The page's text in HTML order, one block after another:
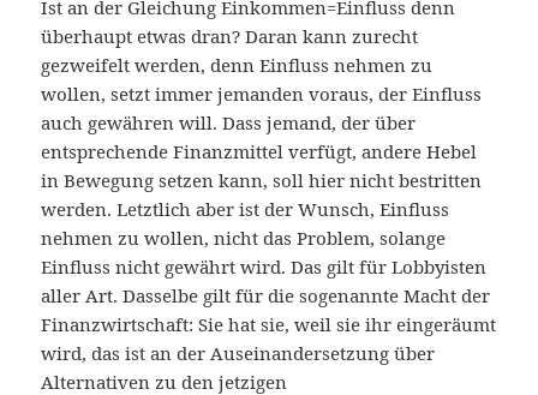
Ist an der Gleichung Einkommen=Einfluss denn
überhaupt etwas dran? Daran kann zurecht
gezweifelt werden, denn Einfluss nehmen zu
wollen, setzt immer jemanden voraus, der Einfluss
auch gewähren will. Dass jemand, der über
entsprechende Finanzmittel verfügt, andere Hebel
in Bewegung setzen kann, soll hier nicht bestritten
werden. Letztlich aber ist der Wunsch, Einfluss
nehmen zu wollen, nicht das Problem, solange
Einfluss nicht gewährt wird. Das gilt für Lobbyisten
aller Art. Dasselbe gilt für die sogenannte Macht der
Finanzwirtschaft: Sie hat sie, weil sie ihr eingeräumt
wird, das ist an der Auseinandersetzung über
Alternativen zu den jetzigen